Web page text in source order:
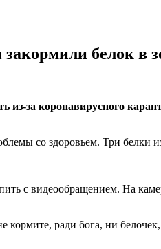
белок в
за коронавирусного
со здоровьем. Три белки
с видеообращением. На
ради бога, ни